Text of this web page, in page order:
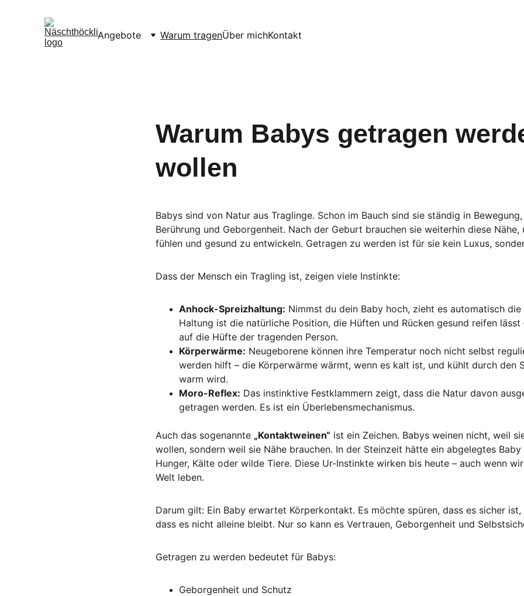
Angebote Warum tragenÜber michKontakt
Warum Babys getragen
wollen
Babys sind von Natur aus Traglinge. Schon im Bauch sind sie ständig in
Berührung und Geborgenheit. Nach der Geburt brauchen sie weiterhin diese Nähe,
fühlen und gesund zu entwickeln. Getragen zu werden ist für sie kein Luxus,
Dass der Mensch ein Tragling ist, zeigen viele Instinkte:
Anhock-Spreizhaltung: Nimmst du dein Baby hoch, zieht es automatisch die
Haltung ist die natürliche Position, die Hüften und Rücken gesund reifen
auf die Hüfte der tragenden Person.
Körperwärme: Neugeborene können ihre Temperatur noch nicht selbst
werden hilft – die Körperwärme wärmt, wenn es kalt ist, und kühlt durch den
warm wird.
Moro-Reflex: Das instinktive Festklammern zeigt, dass die Natur davon
getragen werden. Es ist ein Überlebensmechanismus.
Auch das sogenannte „Kontaktweinen“ ist ein Zeichen. Babys weinen nicht, weil
wollen, sondern weil sie Nähe brauchen. In der Steinzeit hätte ein abgelegtes
Hunger, Kälte oder wilde Tiere. Diese Ur-Instinkte wirken bis heute – auch wenn
Welt leben.
Darum gilt: Ein Baby erwartet Körperkontakt. Es möchte spüren, dass es sicher
dass es nicht alleine bleibt. Nur so kann es Vertrauen, Geborgenheit und
Getragen zu werden bedeutet für Babys:
Geborgenheit und Schutz